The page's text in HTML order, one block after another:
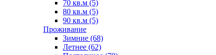
70 кв.м (5)
80 кв.м (5)
90 кв.м (5)
Проживание
Зимние (68)
Летнее (62)